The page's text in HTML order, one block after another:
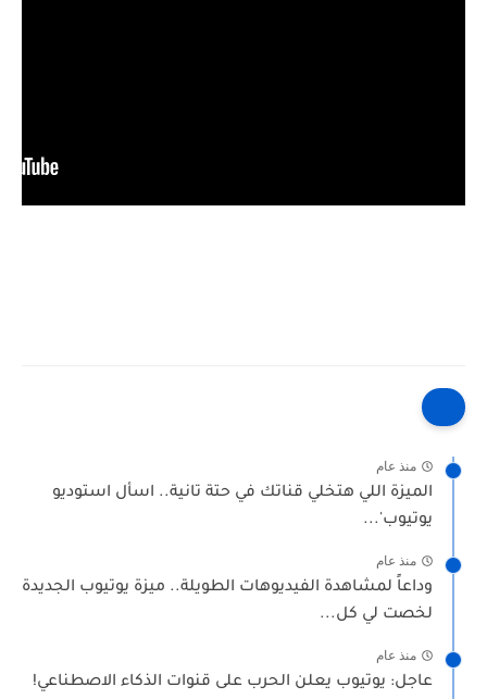
منذ عام
الميزة اللي هتخلي قناتك في حتة تانية.. اسأل استوديو
يوتيوب'...
منذ عام
وداعاً لمشاهدة الفيديوهات الطويلة.. ميزة يوتيوب الجديدة
لخصت لي كل...
منذ عام
عاجل: يوتيوب يعلن الحرب على قنوات الذكاء الاصطناعي!